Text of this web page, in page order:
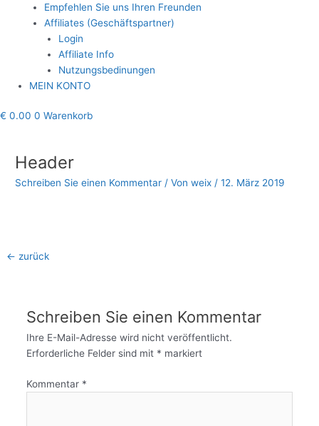
Empfehlen Sie uns Ihren Freunden
Affiliates (Geschäftspartner)
Login
Affiliate Info
Nutzungsbedinungen
MEIN KONTO
€ 0.00 0 Warenkorb
Header
Schreiben Sie einen Kommentar / Vonweix /12. März 2019
← zurück
Schreiben Sie einen Kommentar
Ihre E-Mail-Adresse wird nicht veröffentlicht.
Erforderliche Felder sind mit * markiert
Kommentar *